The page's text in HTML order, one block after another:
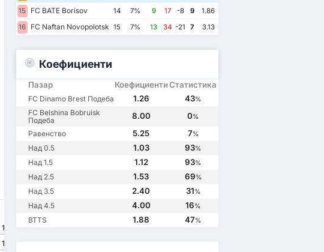
1
1
15
FC BATE Borisov 14 7% 9 17 -8 9
1.86
16
FC Naftan Novopolotsk 15 7% 13 34 -21 7 3.13
Коефициенти
Пазар КоефициентиСтатистика
FC Dinamo Brest Подеба 1.26 43%
FC Belshina Bobruisk
Подеба
8.00 0%
Равенство 5.25 7%
Над 0.5 1.03 93%
Над 1.5 1.12 93%
Над 2.5 1.53 69%
Над 3.5 2.40 31%
Над 4.5 4.00 16%
BTTS 1.88 47%